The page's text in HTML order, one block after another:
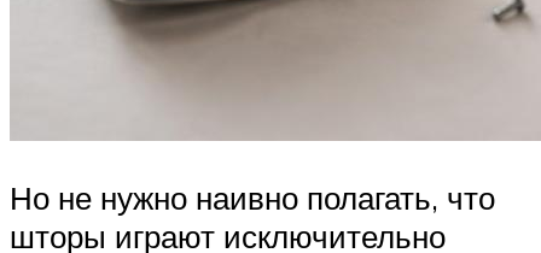
Но не нужно наивно полагать, что
шторы играют исключительно